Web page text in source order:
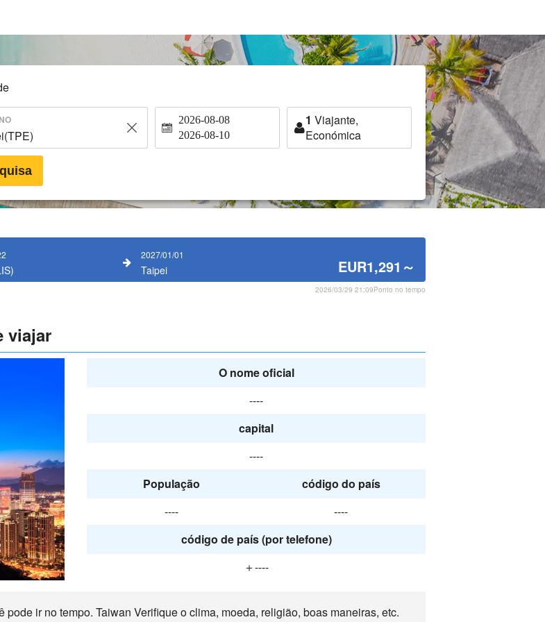
2026-08-08
2026-08-10
1 Viajante,
Económica
2027/01/01
Taipei EUR1,291 ～
2026/03/29 21:09Ponto no tempo
viajar
O nome oficial
----
capital
----
População
código do país
----
----
código de país (por telefone)
＋----
ir no tempo. Taiwan Verifique o clima, moeda, religião, boas maneiras, etc.